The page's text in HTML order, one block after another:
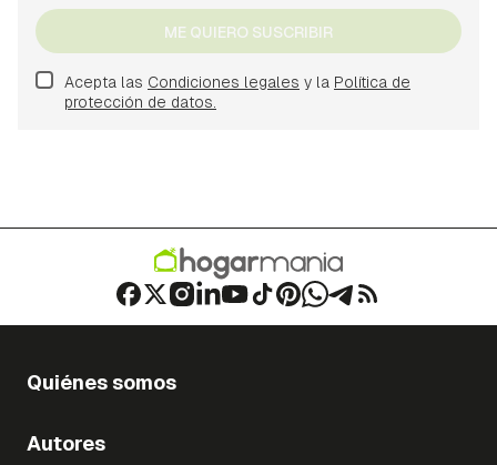
ME QUIERO SUSCRIBIR
Acepta las Condiciones legales y la Política de
protección de datos.
Quiénes somos
Autores